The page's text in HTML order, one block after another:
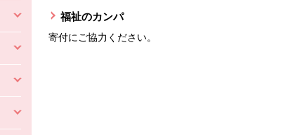
福祉のカンパ
寄付にご協力ください。